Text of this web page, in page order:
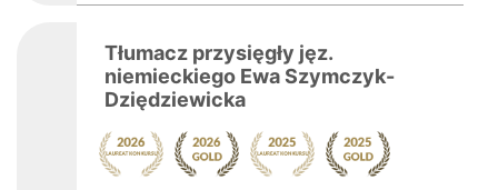
Tłumacz przysięgły jęz.
niemieckiego Ewa Szymczyk-
Dziędziewicka